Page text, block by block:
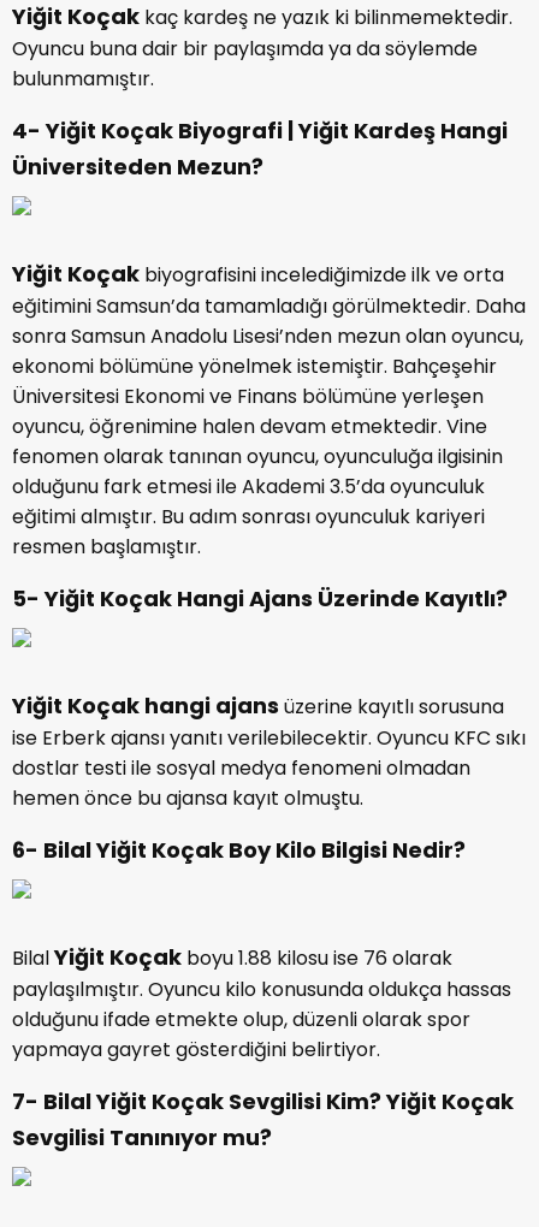
Yiğit Koçak kaç kardeş ne yazık ki bilinmemektedir.
Oyuncu buna dair bir paylaşımda ya da söylemde
bulunmamıştır.
4- Yiğit Koçak Biyografi | Yiğit Kardeş Hangi
Üniversiteden Mezun?
Yiğit Koçak biyografisini incelediğimizde ilk ve orta
eğitimini Samsun’da tamamladığı görülmektedir. Daha
sonra Samsun Anadolu Lisesi’nden mezun olan oyuncu,
ekonomi bölümüne yönelmek istemiştir. Bahçeşehir
Üniversitesi Ekonomi ve Finans bölümüne yerleşen
oyuncu, öğrenimine halen devam etmektedir. Vine
fenomen olarak tanınan oyuncu, oyunculuğa ilgisinin
olduğunu fark etmesi ile Akademi 3.5’da oyunculuk
eğitimi almıştır. Bu adım sonrası oyunculuk kariyeri
resmen başlamıştır.
5- Yiğit Koçak Hangi Ajans Üzerinde Kayıtlı?
Yiğit Koçak hangi ajans üzerine kayıtlı sorusuna
ise Erberk ajansı yanıtı verilebilecektir. Oyuncu KFC sıkı
dostlar testi ile sosyal medya fenomeni olmadan
hemen önce bu ajansa kayıt olmuştu.
6- Bilal Yiğit Koçak Boy Kilo Bilgisi Nedir?
BilalYiğit Koçak boyu 1.88 kilosu ise 76 olarak
paylaşılmıştır. Oyuncu kilo konusunda oldukça hassas
olduğunu ifade etmekte olup, düzenli olarak spor
yapmaya gayret gösterdiğini belirtiyor.
7- Bilal Yiğit Koçak Sevgilisi Kim? Yiğit Koçak
Sevgilisi Tanınıyor mu?